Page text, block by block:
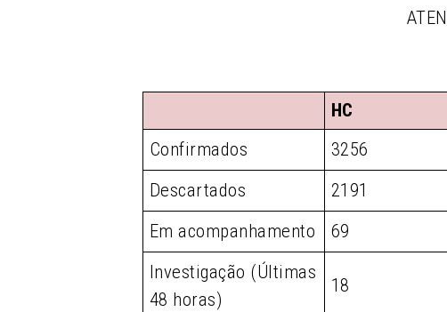
HC
Confirmados
3256
Descartados
2191
Em acompanhamento
69
Investigação (Últimas
48 horas)
18